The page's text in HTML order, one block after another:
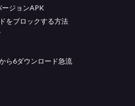
ージョンAPK
をブロックする方法
ら6ダウンロード急流